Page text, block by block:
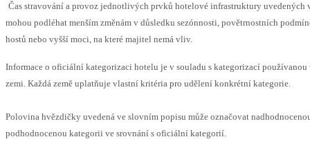
Čas stravování a provoz jednotlivých prvků hotelové infrastruktury uvedených
mohou podléhat menším změnám v důsledku sezónnosti, povětrnostních
hostů nebo vyšší moci, na které majitel nemá vliv.
Informace o oficiální kategorizaci hotelu je v souladu s kategorizací používanou
zemi. Každá země uplatňuje vlastní kritéria pro udělení konkrétní kategorie.
Polovina hvězdičky uvedená ve slovním popisu může označovat
podhodnocenou kategorii ve srovnání s oficiální kategorií.